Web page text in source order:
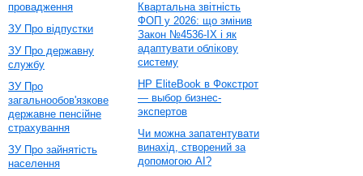
провадження
ЗУ Про відпустки
ЗУ Про державну
службу
ЗУ Про
загальнообов'язкове
державне пенсійне
страхування
ЗУ Про зайнятість
населення
Квартальна звітність
ФОП у 2026: що змінив
Закон №4536-IX і як
адаптувати облікову
систему
HP EliteBook в Фокстрот
— выбор бизнес-
экспертов
Чи можна запатентувати
винахід, створений за
допомогою AI?